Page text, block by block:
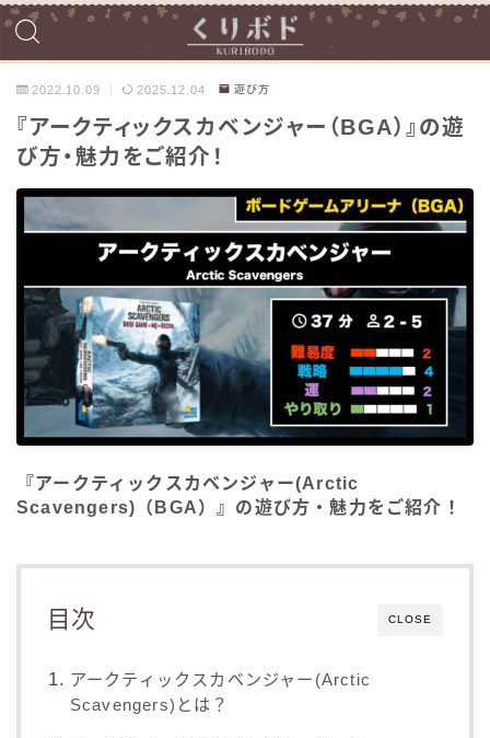
2022.10.09 2025.12.04 遊び方
『アークティックスカベンジャー（BGA）』の遊
び方・魅力をご紹介！
『アークティックスカベンジャー(Arctic
Scavengers)（BGA）』の遊び方・魅力をご紹介！
CLOSE
目次
アークティックスカベンジャー(Arctic
Scavengers)とは？